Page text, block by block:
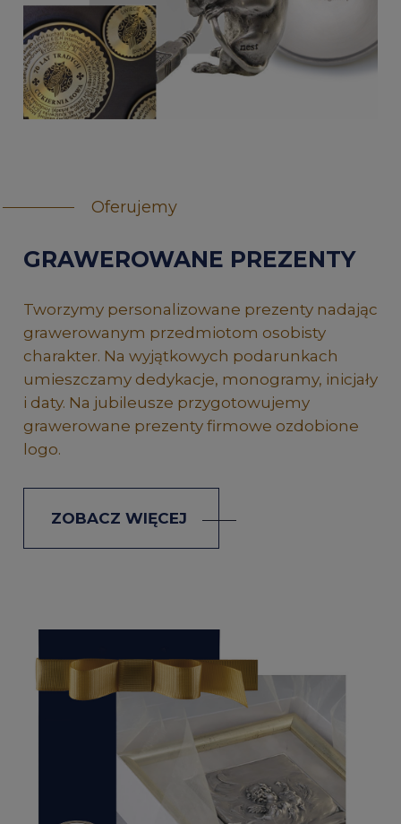
Oferujemy
GRAWEROWANE PREZENTY
Tworzymy personalizowane prezenty nadając
grawerowanym przedmiotom osobisty
charakter. Na wyjątkowych podarunkach
umieszczamy dedykacje, monogramy, inicjały
i daty. Na jubileusze przygotowujemy
grawerowane prezenty firmowe ozdobione
logo.
ZOBACZ WIĘCEJ